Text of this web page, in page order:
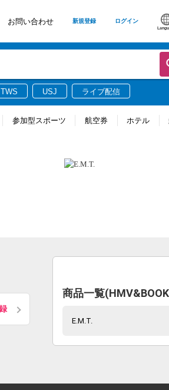
お問い合わせ 新規登録 ログイン
TWS USJ ライブ配信
参加型スポーツ 航空券 ホテル
商品一覧
E.M.T.